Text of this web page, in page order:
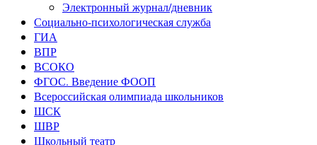
Последний день в пришкольном лагере: море веселья и
Поздравляем выпускников Байтимерова Булата и
Наши юные гении математики.
Вручение аттестатов с отличием: путь к звездам.
Электронный журнал/дневник
Социально-психологическая служба
ГИА
ВПР
ВСОКО
ФГОС. Введение ФООП
Всероссийская олимпиада школьников
ШСК
ШВР
Школьный театр